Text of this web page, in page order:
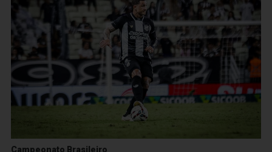
Campeonato Brasileiro